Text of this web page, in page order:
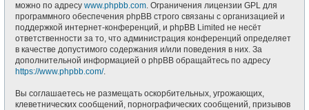
можно по адресу www.phpbb.com. Ограничения лицензии GPL для
программного обеспечения phpBB строго связаны с организацией и
поддержкой интернет-конференций, и phpBB Limited не несёт
ответственности за то, что администрация конференций определяет
в качестве допустимого содержания и/или поведения в них. За
дополнительной информацией о phpBB обращайтесь по адресу
https://www.phpbb.com/.
Вы соглашаетесь не размещать оскорбительных, угрожающих,
клеветнических сообщений, порнографических сообщений, призывов